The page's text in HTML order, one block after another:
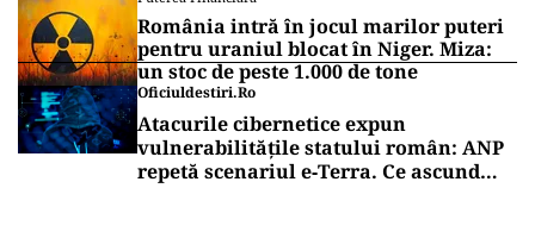
România intră în jocul marilor puteri
pentru uraniul blocat în Niger. Miza:
un stoc de peste 1.000 de tone
Oficiuldestiri.ro
Atacurile cibernetice expun
vulnerabilitățile statului român: ANP
repetă scenariul e‑Terra. Ce ascund